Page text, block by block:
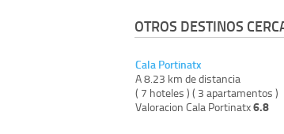
OTROS DESTINOS
Cala Portinatx
A 8.23 km de distancia
( 7 hoteles ) ( 3 apartamentos )
Valoracion Cala Portinatx6.8